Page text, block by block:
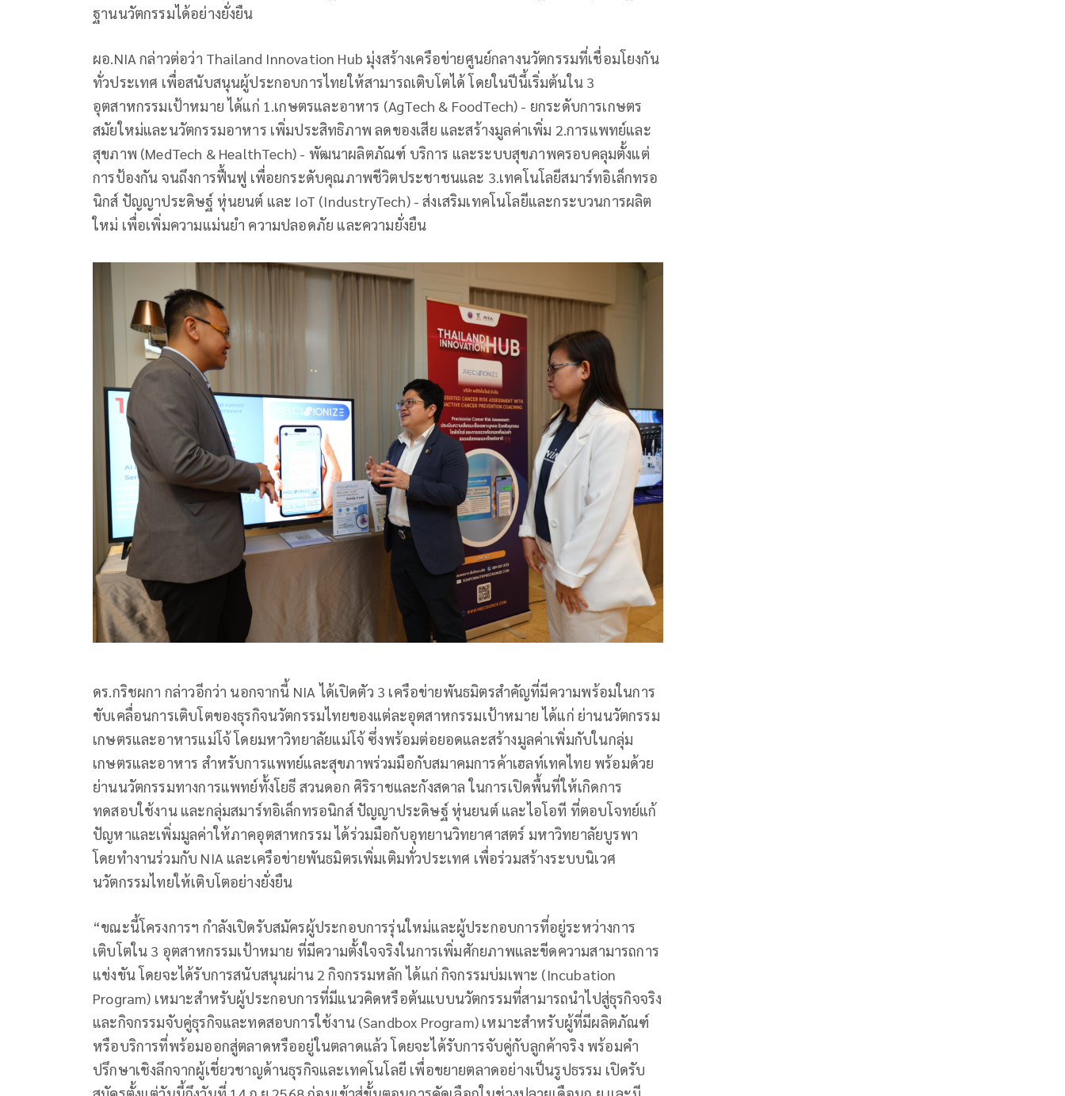
ฐานนวัตกรรมได้อย่างยั่งยืน
ผอ.NIA กล่าวต่อว่า Thailand Innovation Hub มุ่งสร้างเครือข่ายศูนย์กลางนวัตกรรมที่เชื่อมโยงกัน
ทั่วประเทศ เพื่อสนับสนุนผู้ประกอบการไทยให้สามารถเติบโตได้ โดยในปีนี้เริ่มต้นใน 3
อุตสาหกรรมเป้าหมาย ได้แก่ 1.เกษตรและอาหาร (AgTech & FoodTech) - ยกระดับการเกษตร
สมัยใหม่และนวัตกรรมอาหาร เพิ่มประสิทธิภาพ ลดของเสีย และสร้างมูลค่าเพิ่ม 2.การแพทย์และ
สุขภาพ (MedTech & HealthTech) - พัฒนาผลิตภัณฑ์ บริการ และระบบสุขภาพครอบคลุมตั้งแต่
การป้องกัน จนถึงการฟื้นฟู เพื่อยกระดับคุณภาพชีวิตประชาชนและ 3.เทคโนโลยีสมาร์ทอิเล็กทรอ
นิกส์ ปัญญาประดิษฐ์ หุ่นยนต์ และ IoT (IndustryTech) - ส่งเสริมเทคโนโลยีและกระบวนการผลิต
ใหม่ เพื่อเพิ่มความแม่นยำ ความปลอดภัย และความยั่งยืน
ดร.กริชผกา กล่าวอีกว่า นอกจากนี้ NIA ได้เปิดตัว 3 เครือข่ายพันธมิตรสำคัญที่มีความพร้อมในการ
ขับเคลื่อนการเติบโตของธุรกิจนวัตกรรมไทยของแต่ละอุตสาหกรรมเป้าหมาย ได้แก่ ย่านนวัตกรรม
เกษตรและอาหารแม่โจ้ โดยมหาวิทยาลัยแม่โจ้ ซึ่งพร้อมต่อยอดและสร้างมูลค่าเพิ่มกับในกลุ่ม
เกษตรและอาหาร สำหรับการแพทย์และสุขภาพร่วมมือกับสมาคมการค้าเฮลท์เทคไทย พร้อมด้วย
ย่านนวัตกรรมทางการแพทย์ทั้งโยธี สวนดอก ศิริราชและกังสดาล ในการเปิดพื้นที่ให้เกิดการ
ทดสอบใช้งาน และกลุ่มสมาร์ทอิเล็กทรอนิกส์ ปัญญาประดิษฐ์ หุ่นยนต์ และไอโอที ที่ตอบโจทย์แก้
ปัญหาและเพิ่มมูลค่าให้ภาคอุตสาหกรรม ได้ร่วมมือกับอุทยานวิทยาศาสตร์ มหาวิทยาลัยบูรพา
โดยทำงานร่วมกับ NIA และเครือข่ายพันธมิตรเพิ่มเติมทั่วประเทศ เพื่อร่วมสร้างระบบนิเวศ
นวัตกรรมไทยให้เติบโตอย่างยั่งยืน
“ขณะนี้โครงการฯ กำลังเปิดรับสมัครผู้ประกอบการรุ่นใหม่และผู้ประกอบการที่อยู่ระหว่างการ
เติบโตใน 3 อุตสาหกรรมเป้าหมาย ที่มีความตั้งใจจริงในการเพิ่มศักยภาพและขีดความสามารถการ
แข่งขัน โดยจะได้รับการสนับสนุนผ่าน 2 กิจกรรมหลัก ได้แก่ กิจกรรมบ่มเพาะ (Incubation
Program) เหมาะสำหรับผู้ประกอบการที่มีแนวคิดหรือต้นแบบนวัตกรรมที่สามารถนำไปสู่ธุรกิจจริง
และกิจกรรมจับคู่ธุรกิจและทดสอบการใช้งาน (Sandbox Program) เหมาะสำหรับผู้ที่มีผลิตภัณฑ์
หรือบริการที่พร้อมออกสู่ตลาดหรืออยู่ในตลาดแล้ว โดยจะได้รับการจับคู่กับลูกค้าจริง พร้อมคำ
ปรึกษาเชิงลึกจากผู้เชี่ยวชาญด้านธุรกิจและเทคโนโลยี เพื่อขยายตลาดอย่างเป็นรูปธรรม เปิดรับ